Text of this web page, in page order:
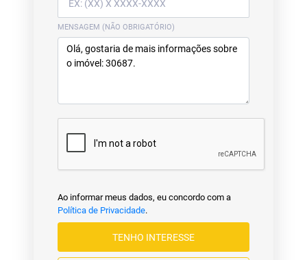
MENSAGEM (NÃO OBRIGATÓRIO)
Ao informar meus dados, eu concordo com a
Política de Privacidade.
TENHO INTERESSE